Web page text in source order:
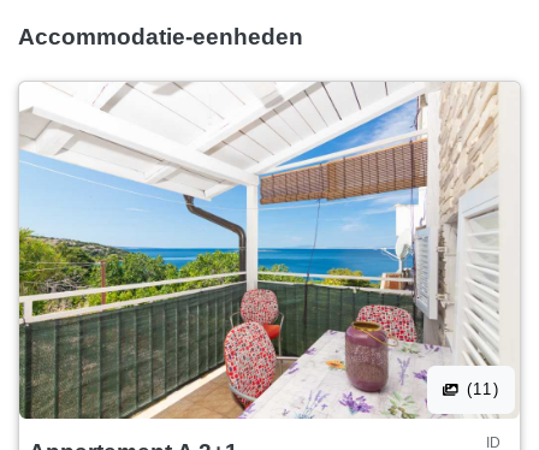
Accommodatie-eenheden
(11)
ID